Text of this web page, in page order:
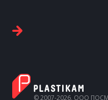
© 2007-2026, ООО